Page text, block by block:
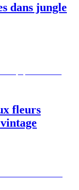
dans jungle
fleurs